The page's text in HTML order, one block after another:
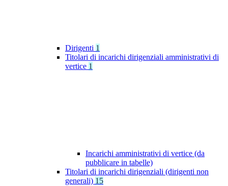
Dirigenti 1
Titolari di incarichi dirigenziali amministrativi di
vertice 1
Incarichi amministrativi di vertice (da
pubblicare in tabelle)
Titolari di incarichi dirigenziali (dirigenti non
generali) 15